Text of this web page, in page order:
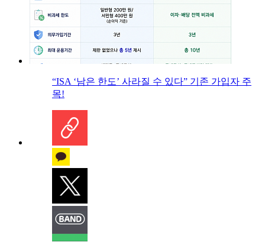
“ISA ‘남은 한도’ 사라질 수 있다” 기존 가입자 주
목!